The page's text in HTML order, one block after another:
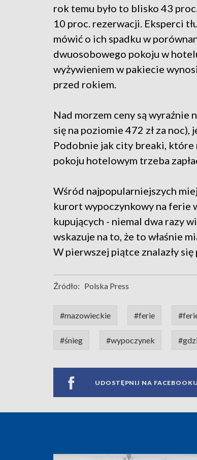
rok temu było to blisko 43
10 proc. rezerwacji. Eksperci
mówić o ich spadku w
dwuosobowego pokoju w
wyżywieniem w pakiecie
przed rokiem.
Nad morzem ceny są wyraźnie
się na poziomie 472 zł za
Podobnie jak city breaki, które
pokoju hotelowym trzeba
Wśród najpopularniejszych
kurort wypoczynkowy na ferie
kupujących - niemal dwa razy
wskazuje na to, że to właśnie
W pierwszej piątce znalazły
Źródło: Polska Press
#mazowieckie #ferie
#śnieg #wypoczynek
UDOSTĘPNIJ NA FACEBOOKU